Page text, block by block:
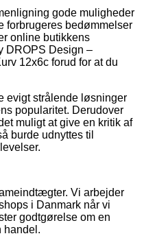
gode muligheder
forbrugeres bedømmelser
online butikkens
DROPS Design –
12x6c forud for at du
evigt strålende løsninger
popularitet. Derudover
muligt at give en kritik af
burde udnyttes til
Vi arbejder
i Danmark når vi
godtgørelse om en
handel.